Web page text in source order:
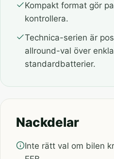
Kompakt format gör
kontrollera.
Technica-serien är
allround-val över
standardbatterier.
Nackdelar
Inte rätt val om bilen